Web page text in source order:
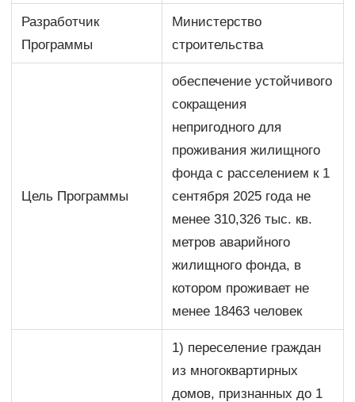
Разработчик
Программы
Министерство
строительства
Цель Программы
обеспечение устойчивого
сокращения
непригодного для
проживания жилищного
фонда с расселением к 1
сентября 2025 года не
менее 310,326 тыс. кв.
метров аварийного
жилищного фонда, в
котором проживает не
менее 18463 человек
1) переселение граждан
из многоквартирных
домов, признанных до 1